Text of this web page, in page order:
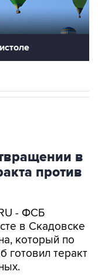
в
против
- ФСБ
в Скадовске
который по
готовил теракт